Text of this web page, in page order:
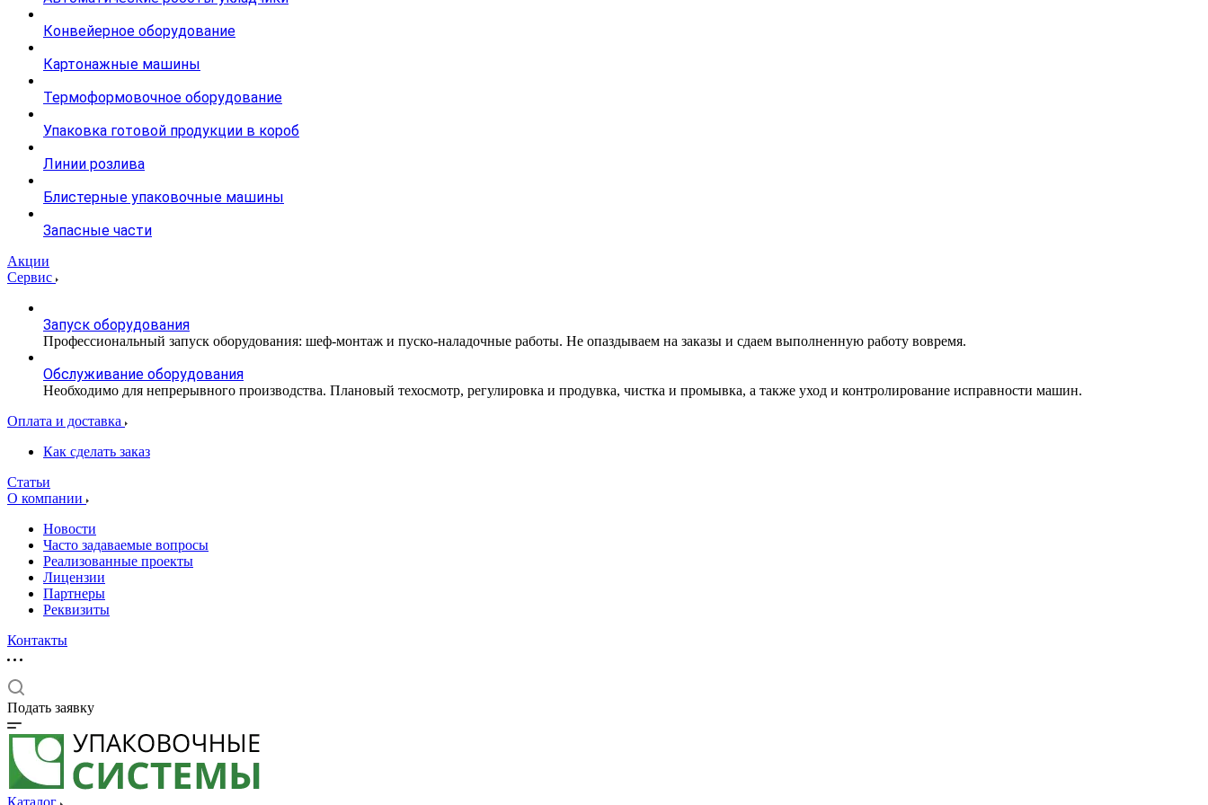
Конвейерное оборудование
Картонажные машины
Термоформовочное оборудование
Упаковка готовой продукции в короб
Линии розлива
Блистерные упаковочные машины
Запасные части
Акции
Сервис
Запуск оборудования
Профессиональный запуск оборудования: шеф-монтаж и пуско-наладочные работы. Не опаздываем на заказы и сдаем выполненную работу вовремя.
Обслуживание оборудования
Необходимо для непрерывного производства. Плановый техосмотр, регулировка и продувка, чистка и промывка, а также уход и контролирование исправности машин.
Оплата и доставка
Как сделать заказ
Статьи
О компании
Новости
Часто задаваемые вопросы
Реализованные проекты
Лицензии
Партнеры
Реквизиты
Контакты
Подать заявку
Каталог